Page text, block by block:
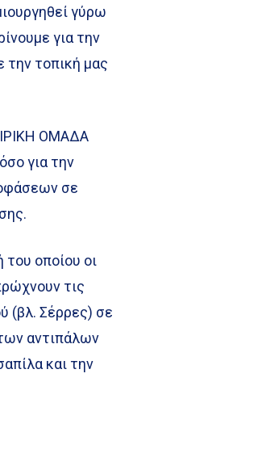
γύρω
για την
την τοπική μας
ΟΜΑΔΑ
για την
σε
οποίου οι
τις
(βλ. Σέρρες) σε
αντιπάλων
και την